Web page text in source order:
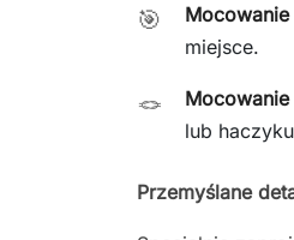
🎯
miejsce.
🪢
lub
Przemyślane